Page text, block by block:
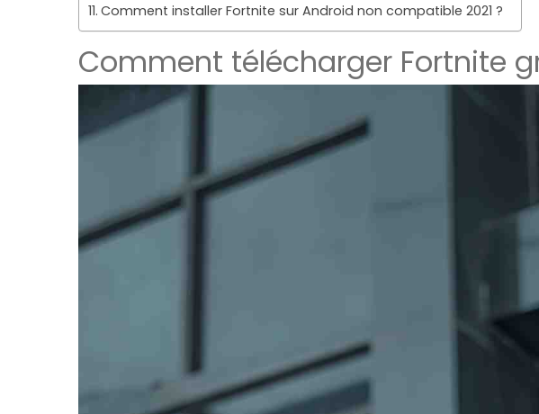
Comment installer Fortnite sur Android non compatible 2021 ?
Comment télécharger Fortnite